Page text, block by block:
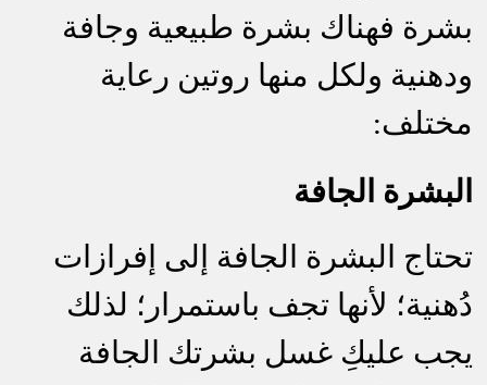
بشرة فهناك بشرة طبيعية وجافة
ودهنية ولكل منها روتين رعاية
مختلف:
البشرة الجافة
تحتاج البشرة الجافة إلى إفرازات
دُهنية؛ لأنها تجف باستمرار؛ لذلك
يجب عليكِ غسل بشرتك الجافة